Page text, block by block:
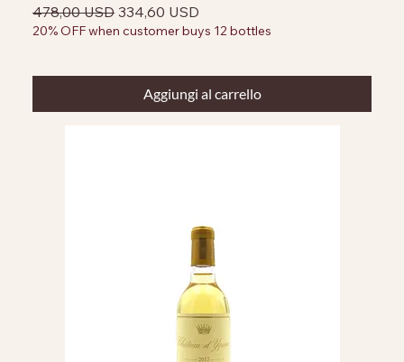
Prezzo regolare
478,00 USD Prezzo scontato
334,60 USD
20% OFF when customer buys 12 bottles
Aggiungi al carrello